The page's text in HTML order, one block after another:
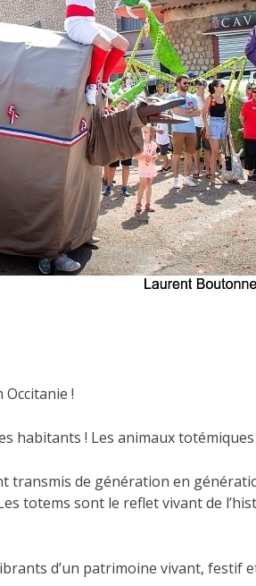
!
! Les animaux
transmis de génération en
totems sont le reflet vivant de
d’un patrimoine vivant,